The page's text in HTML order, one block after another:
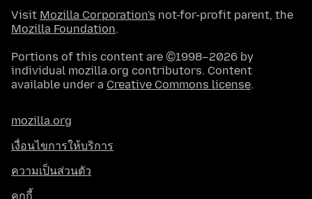
Visit Mozilla Corporation's not-for-profit parent, the
Mozilla Foundation.
Portions of this content are ©1998–2026 by
individual mozilla.org contributors. Content
available under a Creative Commons license.
mozilla.org
เงื่อนไขการให้บริการ
ความเป็นส่วนตัว
คุกกี้